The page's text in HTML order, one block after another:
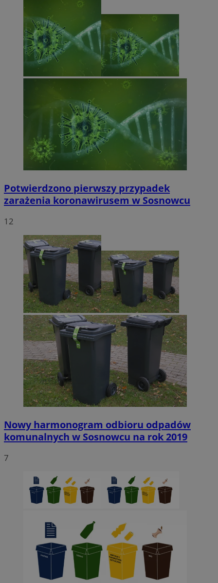
Potwierdzono pierwszy przypadek
zarażenia koronawirusem w Sosnowcu
12
Nowy harmonogram odbioru odpadów
komunalnych w Sosnowcu na rok 2019
7